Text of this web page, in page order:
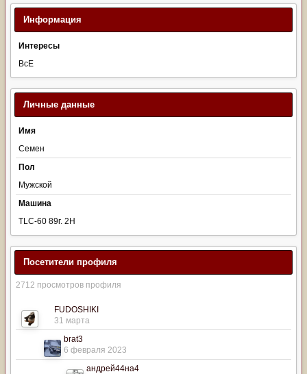
Информация
Интересы
ВсЕ
Личные данные
Имя
Семен
Пол
Мужской
Машина
TLC-60 89г. 2Н
Посетители профиля
2712 просмотров профиля
FUDOSHIKI
31 марта
brat3
6 февраля 2023
андрей44на4